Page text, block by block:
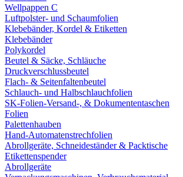
Wellpappen C
Luftpolster- und Schaumfolien
Klebebänder, Kordel & Etiketten
Klebebänder
Polykordel
Beutel & Säcke, Schläuche
Druckverschlussbeutel
Flach- & Seitenfaltenbeutel
Schlauch- und Halbschlauchfolien
SK-Folien-Versand-, & Dokumententaschen
Folien
Palettenhauben
Hand-Automatenstrechfolien
Abrollgeräte, Schneideständer & Packtische
Etikettenspender
Abrollgeräte